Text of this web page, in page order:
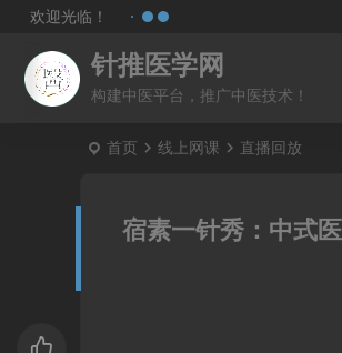
欢迎光临！
针推医学网
构建中医平台，推广中医技术！
首页 线上网课 直播回放
宿素一针秀：中式